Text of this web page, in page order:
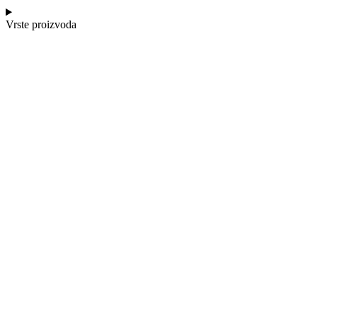
Vrste proizvoda